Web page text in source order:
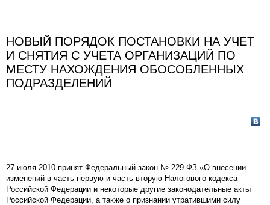
НОВЫЙ ПОРЯДОК ПОСТАНОВКИ НА УЧЕТ
И СНЯТИЯ C УЧЕТА ОРГАНИЗАЦИЙ ПО
МЕСТУ НАХОЖДЕНИЯ ОБОСОБЛЕННЫХ
ПОДРАЗДЕЛЕНИЙ
27 июля 2010 принят Федеральный закон № 229-ФЗ «О внесении
изменений в часть первую и часть вторую Налогового кодекса
Российской Федерации и некоторые другие законодательные акты
Российской Федерации, а также о признании утратившими силу